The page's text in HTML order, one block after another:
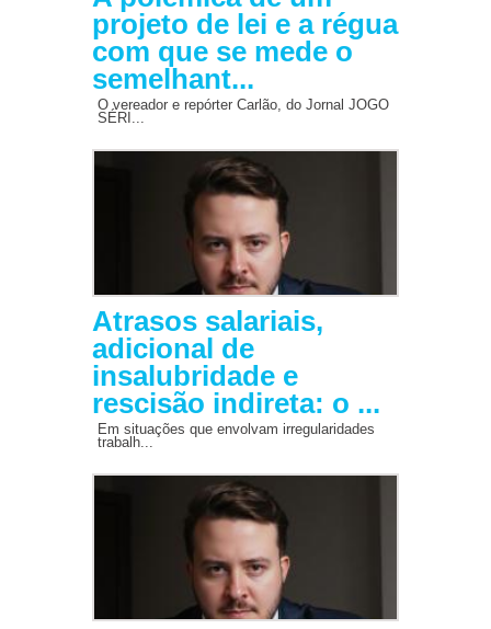
projeto de lei e a régua
com que se mede o
semelhant...
O vereador e repórter Carlão, do Jornal JOGO
SÉRI...
Atrasos salariais,
adicional de
insalubridade e
rescisão indireta: o ...
Em situações que envolvam irregularidades
trabalh...